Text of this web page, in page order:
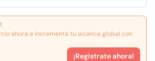
ahora e incrementa tu alcance global con
¡Registrate ahora!